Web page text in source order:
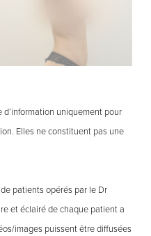
uniquement pour
Elles ne constituent pas une
patients opérés par le Dr
et éclairé de chaque patient a
images puissent être diffusées